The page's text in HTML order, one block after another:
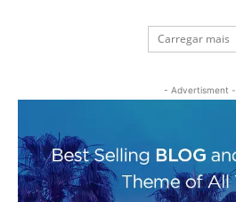
Carregar mais
- Advertisment -